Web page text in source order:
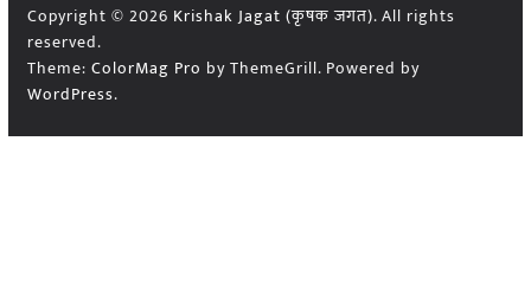
Copyright © 2026 Krishak Jagat (कृषक जगत). All rights
reserved.
Theme: ColorMag Pro by ThemeGrill. Powered by
WordPress.